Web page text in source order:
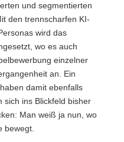
und segmentierten
den trennscharfen KI-
wird das
wo es auch
einzelner
an. Ein
damit ebenfalls
sich ins Blickfeld bisher
Man weiß ja nun, wo
bewegt.